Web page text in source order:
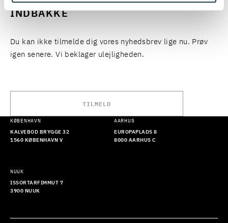
INDBAKKE
Du kan ikke tilmelde dig vores nyhedsbrev lige nu. Prøv
igen senere. Vi beklager ulejligheden.
TILMELD
KØBENHAVN
KALVEBOD BRYGGE 32
1560 KØBENHAVN V
AARHUS
EUROPAPLADS 8
8000 AARHUS C
NUUK
ISSORTARFIMMUT 7
3900 NUUK